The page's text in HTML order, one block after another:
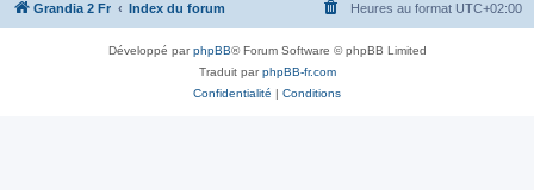
Grandia 2 Fr Index du forum Heures au format UTC+02:00
Développé parphpBB® Forum Software © phpBB Limited
Traduit parphpBB-fr.com
Confidentialité | Conditions